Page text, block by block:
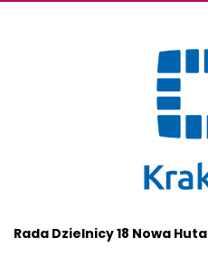
Rada Dzielnicy 18 Nowa Huta